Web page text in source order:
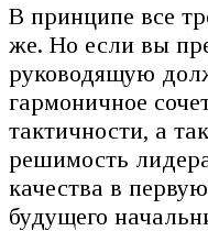
В принципе все
же. Но если вы
руководящую
гармоничное
тактичности, а
решимость
качества в
будущего